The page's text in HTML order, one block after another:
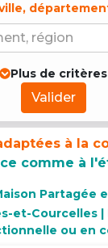
région
Plus de critères
Valider
à la
comme à
Partagée
et-Courcelles |
ou en